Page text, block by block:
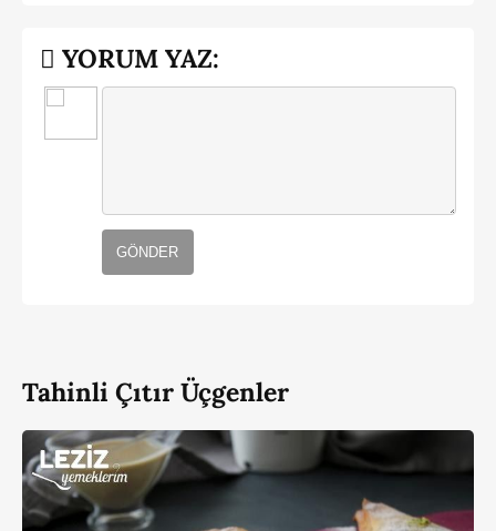
YORUM YAZ:
GÖNDER
Tahinli Çıtır Üçgenler